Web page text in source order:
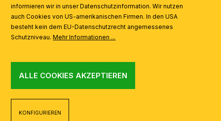
informieren wir in unser Datenschutzinformation. Wir nutzen
auch Cookies von US-amerikanischen Firmen. In den USA
besteht kein dem EU-Datenschutzrecht angemessenes
Schutzniveau.Mehr Informationen ...
ALLE COOKIES AKZEPTIEREN
KONFIGURIEREN